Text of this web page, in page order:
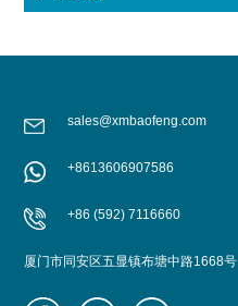
sales@xmbaofeng.com
+8613606907586
+86 (592) 7116660
厦门市同安区五显镇布塘中路1668号